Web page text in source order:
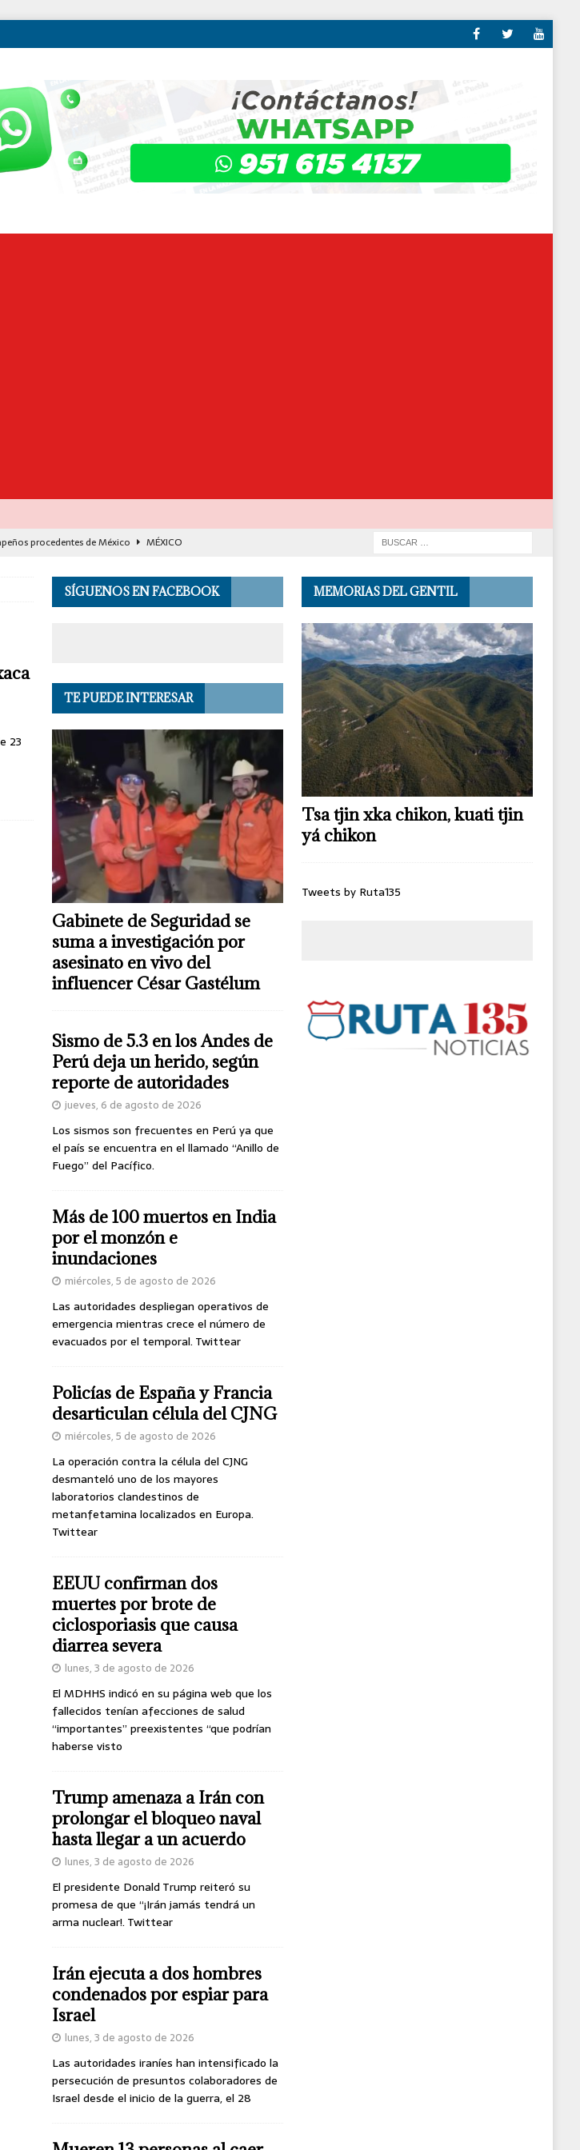
procedentes de México
MÉXICO
según reporte de autoridades
EL
23
SÍGUENOS EN FACEBOOK
TE PUEDE INTERESAR
Gabinete de Seguridad se
suma a investigación por
asesinato en vivo del
influencer César Gastélum
Sismo de 5.3 en los Andes de
Perú deja un herido, según
reporte de autoridades
jueves, 6 de agosto de 2026
Los sismos son frecuentes en Perú ya que
el país se encuentra en el llamado “Anillo de
Fuego” del Pacífico.
Más de 100 muertos en India
por el monzón e
inundaciones
miércoles, 5 de agosto de 2026
Las autoridades despliegan operativos de
emergencia mientras crece el número de
evacuados por el temporal. Twittear
Policías de España y Francia
desarticulan célula del CJNG
miércoles, 5 de agosto de 2026
La operación contra la célula del CJNG
desmanteló uno de los mayores
laboratorios clandestinos de
metanfetamina localizados en Europa.
Twittear
EEUU confirman dos
muertes por brote de
ciclosporiasis que causa
diarrea severa
lunes, 3 de agosto de 2026
El MDHHS indicó en su página web que los
fallecidos tenían afecciones de salud
“importantes” preexistentes “que podrían
haberse visto
Trump amenaza a Irán con
prolongar el bloqueo naval
hasta llegar a un acuerdo
lunes, 3 de agosto de 2026
El presidente Donald Trump reiteró su
promesa de que “¡Irán jamás tendrá un
arma nuclear!. Twittear
Irán ejecuta a dos hombres
condenados por espiar para
Israel
lunes, 3 de agosto de 2026
Las autoridades iraníes han intensificado la
persecución de presuntos colaboradores de
Israel desde el inicio de la guerra, el 28
MEMORIAS DEL GENTIL
Tsa tjin xka chikon, kuati tjin
yá chikon
Tweets by Ruta135